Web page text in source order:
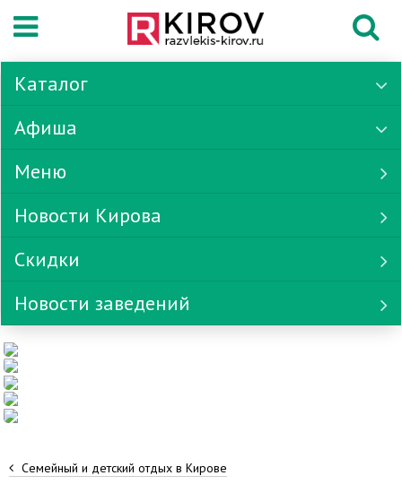
Каталог
Афиша
Меню
Новости Кирова
Скидки
Новости заведений
Семейный и детский отдых в Кирове